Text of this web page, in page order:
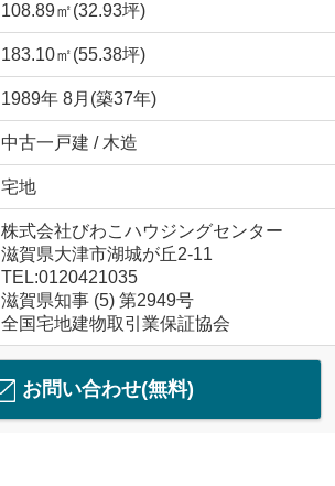
108.89㎡(32.93坪)
183.10㎡(55.38坪)
1989年 8月(築37年)
中古一戸建 / 木造
宅地
株式会社びわこハウジングセンター
滋賀県大津市湖城が丘2-11
TEL:0120421035
滋賀県知事 (5) 第2949号
全国宅地建物取引業保証協会
お問い合わせ(無料)